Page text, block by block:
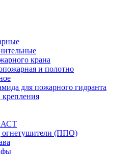
крана
и полотно
для пожарного гидранта
АСТ
огнетушители (ППО)